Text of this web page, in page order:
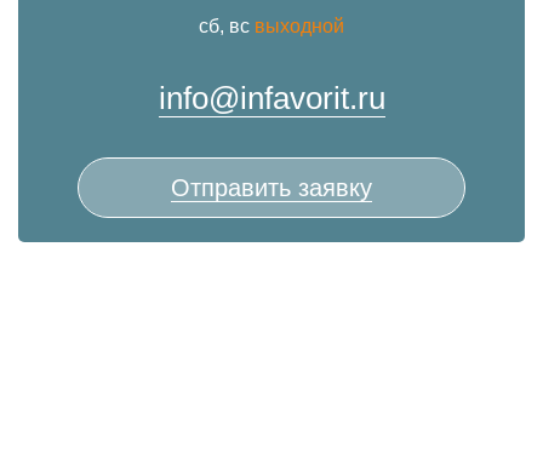
сб, вс выходной
info@infavorit.ru
Отправить заявку